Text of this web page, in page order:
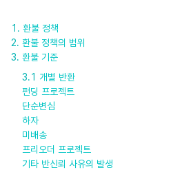
1. 환불 정책
2. 환불 정책의 범위
3. 환불 기준
3.1 개별 반환
펀딩 프로젝트
단순변심
하자
미배송
프리오더 프로젝트
기타 반신뢰 사유의 발생